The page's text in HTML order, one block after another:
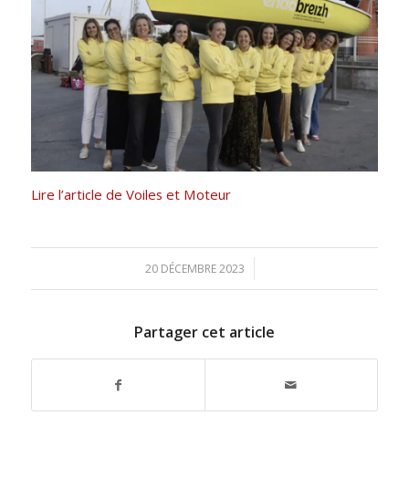
Lire l’article de Voiles et Moteur
20 DÉCEMBRE 2023
/
Partager cet article